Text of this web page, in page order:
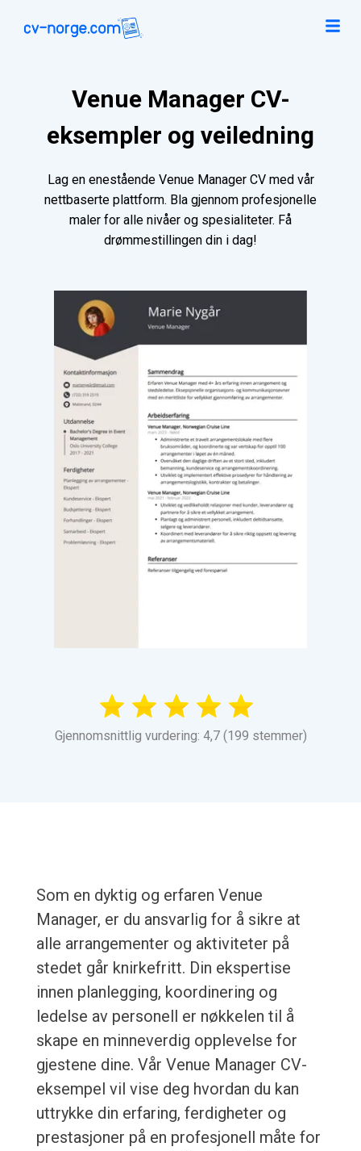
Venue Manager CV-
eksempler og veiledning
Lag en enestående Venue Manager CV med vår
nettbaserte plattform. Bla gjennom profesjonelle
maler for alle nivåer og spesialiteter. Få
drømmestillingen din i dag!
Gjennomsnittlig vurdering: 4,7 (199 stemmer)
Som en dyktig og erfaren Venue
Manager, er du ansvarlig for å sikre at
alle arrangementer og aktiviteter på
stedet går knirkefritt. Din ekspertise
innen planlegging, koordinering og
ledelse av personell er nøkkelen til å
skape en minneverdig opplevelse for
gjestene dine. Vår Venue Manager CV-
eksempel vil vise deg hvordan du kan
uttrykke din erfaring, ferdigheter og
prestasjoner på en profesjonell måte for